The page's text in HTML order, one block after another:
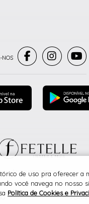
® TODOS DIREITOS RESERVADOS
de uso pra oferecer a
você navega no nosso
Política de Cookies e